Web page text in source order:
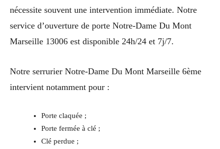
nécessite souvent une intervention immédiate. Notre
service d’ouverture de porte Notre-Dame Du Mont
Marseille 13006 est disponible 24h/24 et 7j/7.
Notre serrurier Notre-Dame Du Mont Marseille 6ème
intervient notamment pour :
Porte claquée ;
Porte fermée à clé ;
Clé perdue ;